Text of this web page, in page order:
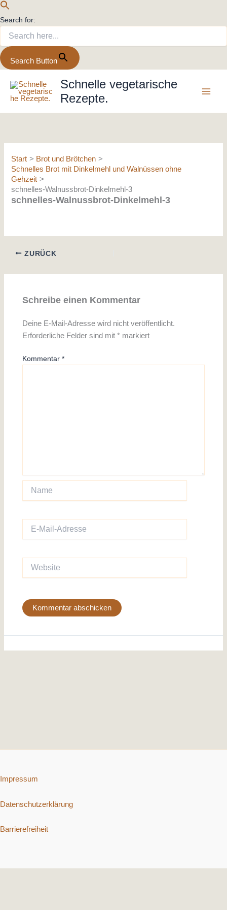
Search for:
Search Button
Inhalt
springen
Schnelle vegetarische
Rezepte.
Start
Brot und Brötchen
Schnelles Brot mit Dinkelmehl und Walnüssen ohne
Gehzeit
schnelles-Walnussbrot-Dinkelmehl-3
schnelles-Walnussbrot-Dinkelmehl-3
ZURÜCK
Schreibe einen Kommentar
Deine E-Mail-Adresse wird nicht veröffentlicht.
Erforderliche Felder sind mit* markiert
Kommentar*
Name
Mail-
Impressum
Datenschutzerklärung
Barrierefreiheit